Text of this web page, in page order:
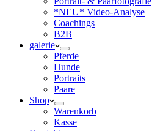
*NEU* Video-Analyse
Coachings
B2B
galerie
Pferde
Hunde
Portraits
Paare
Shop
Warenkorb
Kasse